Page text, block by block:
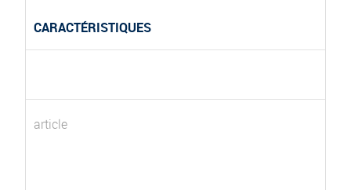
CARACTÉRISTIQUES
article